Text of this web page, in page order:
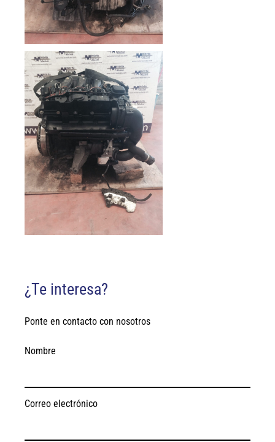
¿Te interesa?
Ponte en contacto con nosotros
Nombre
Correo electrónico